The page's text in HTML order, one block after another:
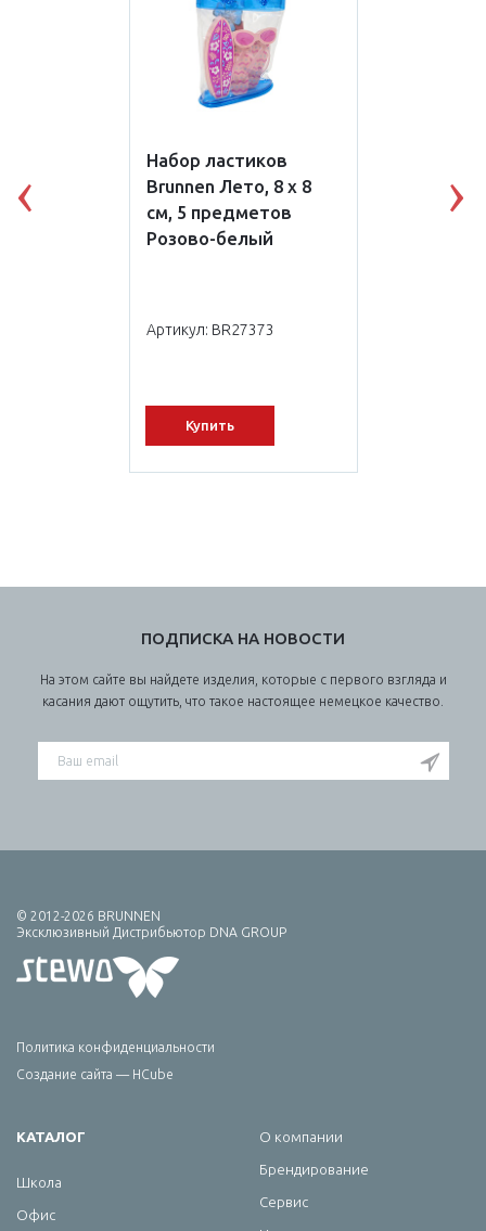
Набор ластиков
Brunnen Лето, 8 х 8
см, 5 предметов
Розово-белый
Артикул: BR27373
Купить
ПОДПИСКА НА НОВОСТИ
На этом сайте вы найдете изделия, которые с первого взгляда и
касания дают ощутить, что такое настоящее немецкое качество.
© 2012-2026 BRUNNEN
Эксклюзивный Дистрибьютор DNA GROUP
Политика конфиденциальности
Создание сайта — HCube
КАТАЛОГ
Школа
Офис
О компании
Брендирование
Сервис